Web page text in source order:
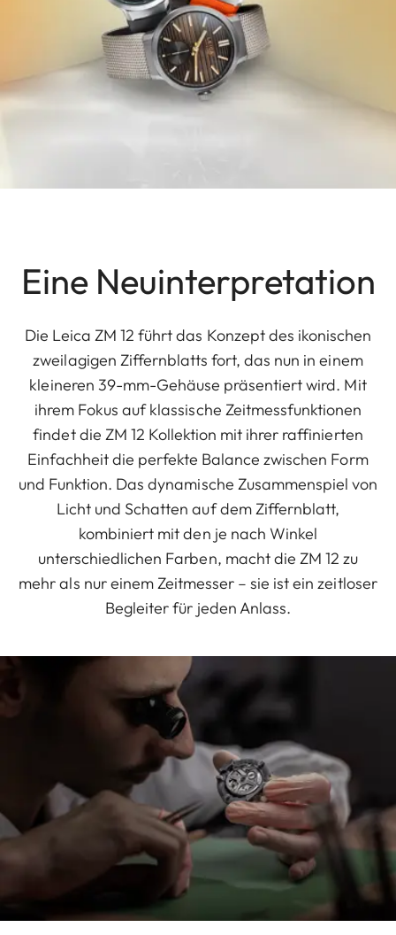
Eine Neuinterpretation
Die Leica ZM 12 führt das Konzept des ikonischen
zweilagigen Ziffernblatts fort, das nun in einem
kleineren 39-mm-Gehäuse präsentiert wird. Mit
ihrem Fokus auf klassische Zeitmessfunktionen
findet die ZM 12 Kollektion mit ihrer raffinierten
Einfachheit die perfekte Balance zwischen Form
und Funktion. Das dynamische Zusammenspiel von
Licht und Schatten auf dem Ziffernblatt,
kombiniert mit den je nach Winkel
unterschiedlichen Farben, macht die ZM 12 zu
mehr als nur einem Zeitmesser – sie ist ein zeitloser
Begleiter für jeden Anlass.